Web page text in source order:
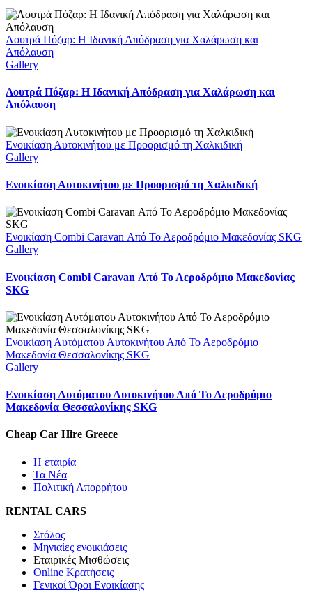
Λουτρά Πόζαρ: Η Ιδανική Απόδραση για Χαλάρωση και
Απόλαυση
Gallery
Λουτρά Πόζαρ: Η Ιδανική Απόδραση για Χαλάρωση και
Απόλαυση
Ενοικίαση Αυτοκινήτου με Προορισμό τη Χαλκιδική
Gallery
Ενοικίαση Αυτοκινήτου με Προορισμό τη Χαλκιδική
Ενοικίαση Combi Caravan Από Το Αεροδρόμιο Μακεδονίας SKG
Gallery
Ενοικίαση Combi Caravan Από Το Αεροδρόμιο Μακεδονίας
SKG
Ενοικίαση Αυτόματου Αυτοκινήτου Από Το Αεροδρόμιο
Μακεδονία Θεσσαλονίκης SKG
Gallery
Ενοικίαση Αυτόματου Αυτοκινήτου Από Το Αεροδρόμιο
Μακεδονία Θεσσαλονίκης SKG
Cheap Car Hire Greece
Η εταιρία
Τα Νέα
Πολιτική Απορρήτου
RENTAL CARS
Στόλος
Μηνιαίες ενοικιάσεις
Εταιρικές Μισθώσεις
Online Κρατήσεις
Γενικοί Όροι Ενοικίασης